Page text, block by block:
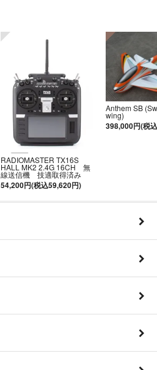
RADIOMASTER TX16S
HALL MK2 2.4G 16CH 無
線送信機 技適取得済み
54,200円(税込59,620円)
Anthem SB
wing)
398,000円(税